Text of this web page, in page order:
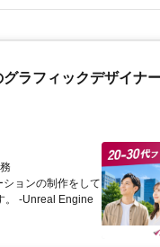
ラフィックデザイナ
ョンの制作をして
。 -Unreal Engine